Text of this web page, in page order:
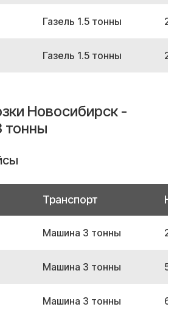
Газель 1.5 тонны
Газель 1.5 тонны
Новосибирск -
тонны
Транспорт
Машина 3 тонны
Машина 3 тонны
Машина 3 тонны